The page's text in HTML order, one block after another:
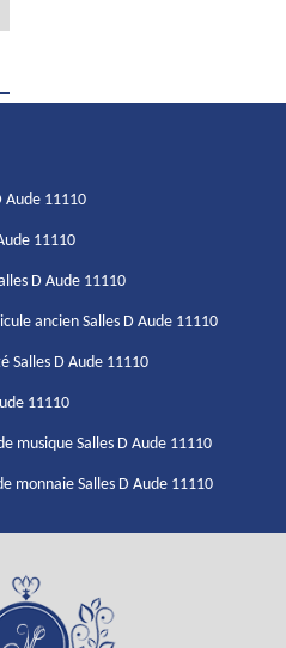
Aude 11110
11110
D Aude 11110
ancien Salles D Aude 11110
Salles D Aude 11110
11110
musique Salles D Aude 11110
monnaie Salles D Aude 11110